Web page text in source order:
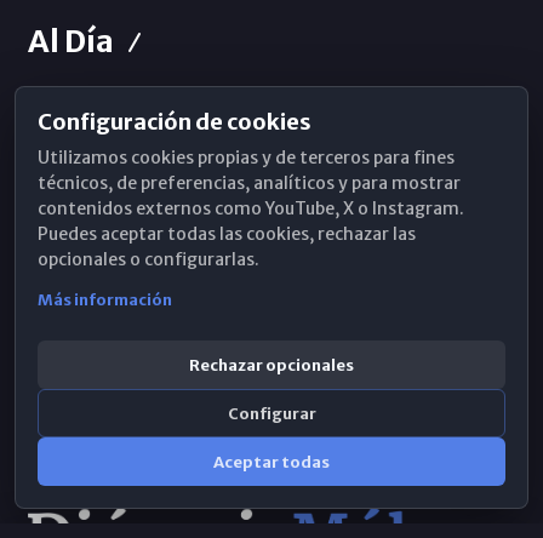
Al Día
Horarios de Misa
Hemeroteca
WhatsApp
Configuración de cookies
Utilizamos cookies propias y de terceros para fines
técnicos, de preferencias, analíticos y para mostrar
contenidos externos como YouTube, X o Instagram.
Puedes aceptar todas las cookies, rechazar las
opcionales o configurarlas.
Más información
Rechazar opcionales
Configurar
Aceptar todas